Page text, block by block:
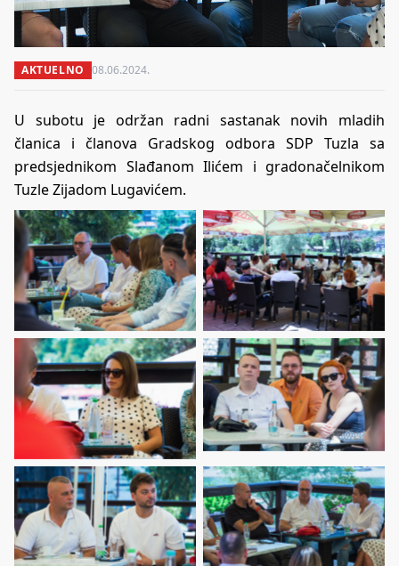
AKTUELNO 08.06.2024.
U subotu je održan radni sastanak novih mladih
članica i članova Gradskog odbora SDP Tuzla sa
predsjednikom Slađanom Ilićem i gradonačelnikom
Tuzle Zijadom Lugavićem.